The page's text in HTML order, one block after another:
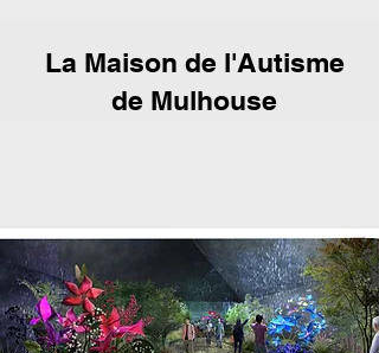
La Maison de l'Autisme
de Mulhouse